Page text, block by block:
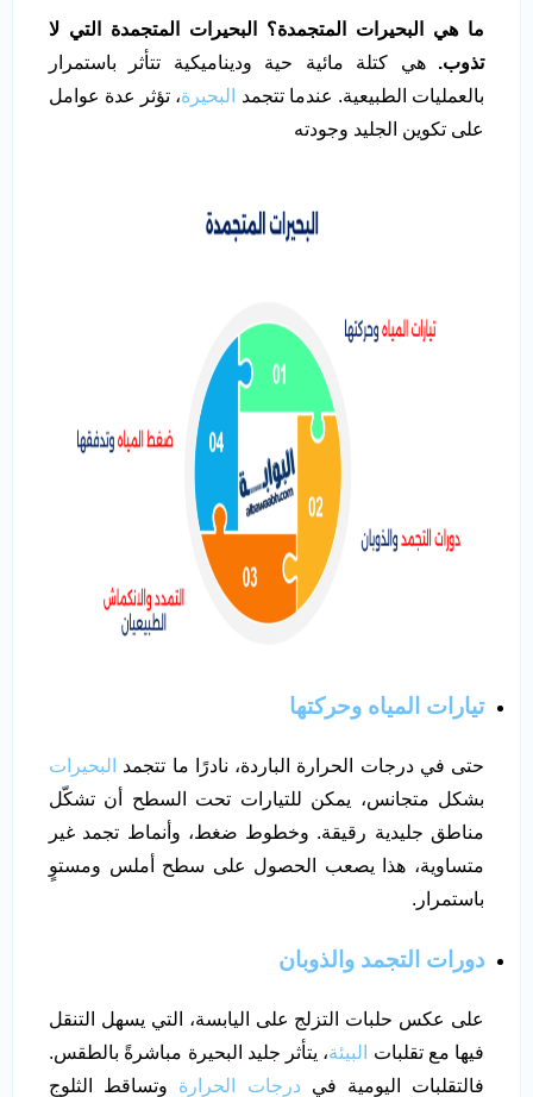
ما هي البحيرات المتجمدة؟ البحيرات المتجمدة التي لا
تذوب.هي كتلة مائية حية وديناميكية تتأثر باستمرار
بالعمليات الطبيعية. عندما تتجمد
البحيرة، تؤثر عدة عوامل
على تكوين الجليد وجودته
تيارات المياه وحركتها
حتى في درجات الحرارة الباردة، نادرًا ما تتجمد
البحيرات
بشكل متجانس، يمكن للتيارات تحت السطح أن تشكّل
مناطق جليدية رقيقة. وخطوط ضغط، وأنماط تجمد غير
متساوية، هذا يصعب الحصول على سطح أملس ومستوٍ
باستمرار.
دورات التجمد والذوبان
على عكس حلبات التزلج على اليابسة، التي يسهل التنقل
فيها مع تقلبات
البيئة، يتأثر جليد البحيرة مباشرةً بالطقس.
فالتقلبات اليومية في درجات الحرارة وتساقط الثلوج